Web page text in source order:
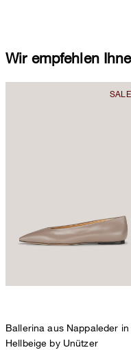
Wir empfehlen
Ballerina aus Nappaleder in
Hellbeige by Unützer